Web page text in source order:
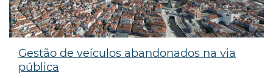
Gestão de veículos abandonados na via
pública